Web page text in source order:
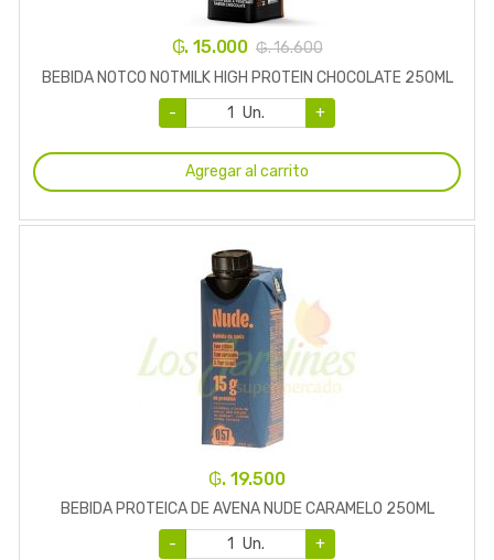
₲. 15.000 ₲. 16.600
BEBIDA NOTCO NOTMILK HIGH PROTEIN CHOCOLATE 250ML
-
Un. +
Agregar al carrito
₲. 19.500
BEBIDA PROTEICA DE AVENA NUDE CARAMELO 250ML
-
Un. +